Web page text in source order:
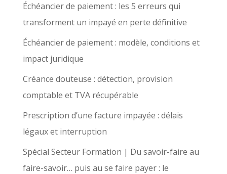
Échéancier de paiement : les 5 erreurs qui
transforment un impayé en perte définitive
Échéancier de paiement : modèle, conditions et
impact juridique
Créance douteuse : détection, provision
comptable et TVA récupérable
Prescription d’une facture impayée : délais
légaux et interruption
Spécial Secteur Formation | Du savoir-faire au
faire-savoir… puis au se faire payer : le